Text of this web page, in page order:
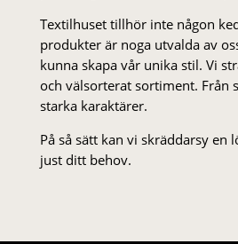
Textilhuset tillhör inte någon
produkter är noga utvalda av
kunna skapa vår unika stil. Vi
och välsorterat sor­ti­ment. Från
starka karaktärer.
På så sätt kan vi skräddarsy en
just ditt behov.